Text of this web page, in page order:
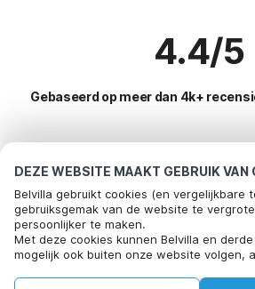
DEZE WEBSITE MAAKT GEBRUIK VAN
Belvilla gebruikt cookies (en vergelijkbare
gebruiksgemak van de website te
persoonlijker te maken.
Met deze cookies kunnen Belvilla en
mogelijk ook buiten onze website volgen,
social media.
4.4/5
Gebaseerd op meer dan 4k+
Meest populaire
vakantie
Populaire voorzieningen voor vakantie in
Kindvriendelijke vakantiehuizen
Vakantie met hond - Huisdiervriendelijke
Toplanden met topvoorzieningen voor